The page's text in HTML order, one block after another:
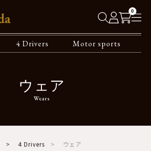
0
4 Drivers Motor sports
ウェア
Wears
4 Drivers ウェア